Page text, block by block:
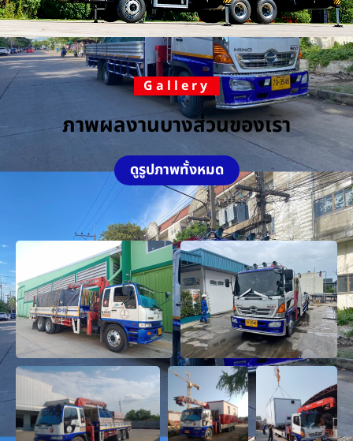
Gallery
ภาพผลงานบางส่วนของเรา
ดูรูปภาพทั้งหมด